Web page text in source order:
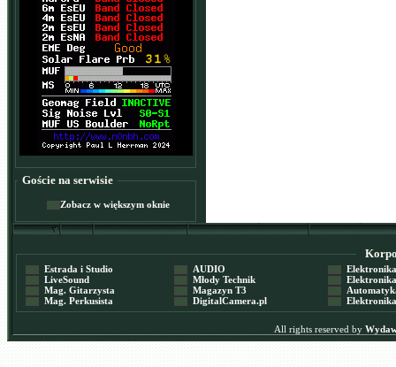
Goście na serwisie
Zobacz w większym oknie
Estrada i Studio
LiveSound
Mag. Gitarzysta
Mag. Perkusista
AUDIO
Młody Technik
Magazyn T3
DigitalCamera.pl
Elektronika
Elektronika
Automatyka
Elektronika
All rights reserved by